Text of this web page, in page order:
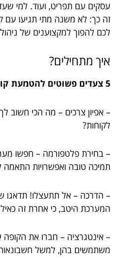
עסקים עם תפריט, ועוד. למי
זה כך: לא משנה מתי תגיעו
לכם להפוך למקצוענים של
איך מתחילים?
5 צעדים פשוטים להטמעת קופה חכמה בעסק שלך:
– אפיון צרכים – מה הכי חשוב
לקוחות?
– בחירת פלטפורמה – חפשו
תמיכה טובה ואפשרויות
– הדרכה – אל תתעצלו! תדאגו
המערכת היטב, כי אחרת זה
– אינטגרציה – חברו את
משתמשים בהן, למשל חשבונאות